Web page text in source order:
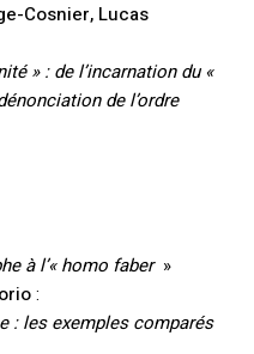
Cosnier, Lucas
» : de l’incarnation du «
de l’ordre
à l’« homo faber»
:
: les exemples comparés